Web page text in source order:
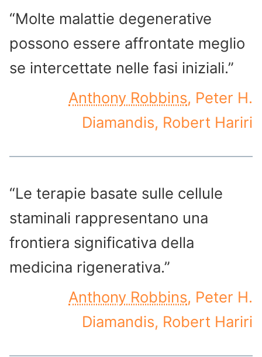
“Molte malattie degenerative
possono essere affrontate meglio
se intercettate nelle fasi iniziali.”
Anthony Robbins, Peter H.
Diamandis, Robert Hariri
“Le terapie basate sulle cellule
staminali rappresentano una
frontiera significativa della
medicina rigenerativa.”
Anthony Robbins, Peter H.
Diamandis, Robert Hariri